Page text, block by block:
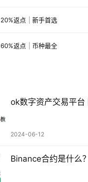
20%返点 新手首选
60%返点 币种最全
ok数字资产交易平台
2024-06-12
Binance合约是什么？